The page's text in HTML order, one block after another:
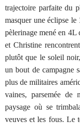
trajectoire parfaite du
masquer une éclipse le
pèlerinage mené en
et Christine
plutôt que le soleil
un bout de campagne
plus de militaires
vaines, parsemée de
paysage où se
veuves et les fous. Le